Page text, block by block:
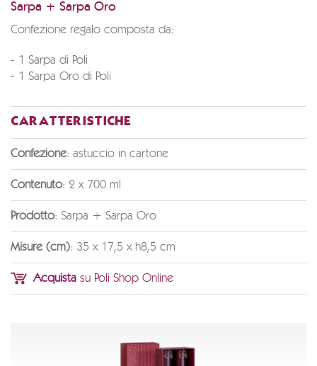
Sarpa + Sarpa Oro
Confezione regalo composta da:
- 1 Sarpa di Poli
- 1 Sarpa Oro di Poli
CARATTERISTICHE
Confezione: astuccio in cartone
Contenuto: 2 x 700 ml
Prodotto: Sarpa + Sarpa Oro
Misure (cm): 35 x 17,5 x h8,5 cm
Acquista su Poli Shop Online